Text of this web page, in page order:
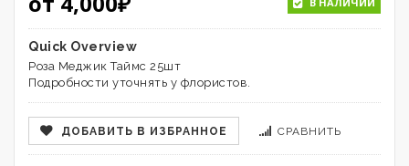
Quick Overview
Роза Меджик Таймс 25шт
Подробности уточнять у флористов.
ДОБАВИТЬ В ИЗБРАННОЕ СРАВНИТЬ